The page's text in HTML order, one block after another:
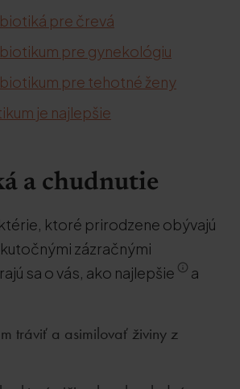
pre črevá
pre gynekológiu
pre tehotné ženy
je najlepšie
a chudnutie
ktoré prirodzene obývajú
zázračnými
sa o vás, ako najlepšie
a
tráviť a asimilovať živiny z